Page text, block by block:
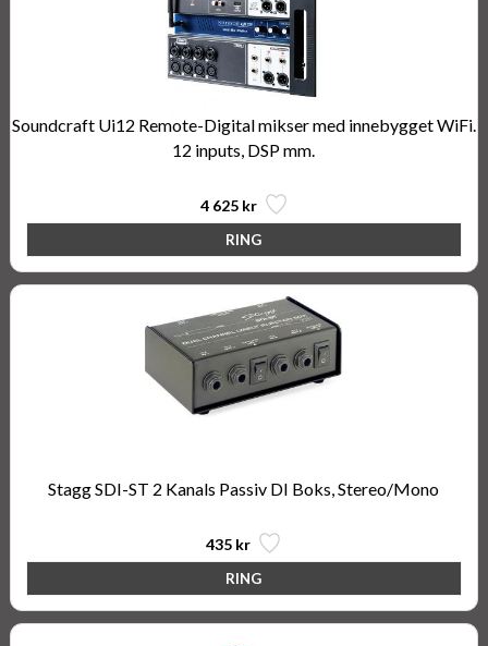
Soundcraft Ui12 Remote-Digital mikser med innebygget WiFi.
12 inputs, DSP mm.
4 625 kr
Stagg SDI-ST 2 Kanals Passiv DI Boks, Stereo/Mono
435 kr